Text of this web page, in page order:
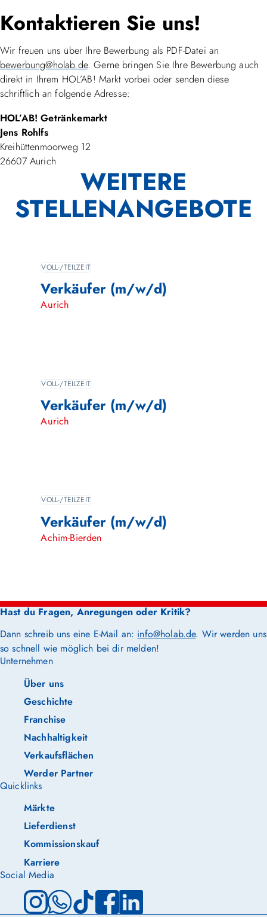
Kontaktieren Sie uns!
Wir freuen uns über Ihre Bewerbung als PDF-Datei an
bewerbung@holab.de. Gerne bringen Sie Ihre Bewerbung auch
direkt in Ihrem HOL’AB! Markt vorbei oder senden diese
schriftlich an folgende Adresse:
HOL’AB! Getränkemarkt
Jens Rohlfs
Kreihüttenmoorweg 12
26607 Aurich
WEITERE
STELLENANGEBOTE
Verkäufer (m/w/d)
Aurich
VOLL-/TEILZEIT
Verkäufer (m/w/d)
Aurich
VOLL-/TEILZEIT
Verkäufer (m/w/d)
Achim-Bierden
VOLL-/TEILZEIT
Hast du Fragen, Anregungen oder Kritik?
Dann schreib uns eine E-Mail an: info@holab.de. Wir werden uns
so schnell wie möglich bei dir melden!
Unternehmen
Über uns
Geschichte
Franchise
Nachhaltigkeit
Verkaufsflächen
Werder Partner
Quicklinks
Märkte
Lieferdienst
Kommissionskauf
Karriere
Social Media
InstagramWhatsApp
TikTokFacebook